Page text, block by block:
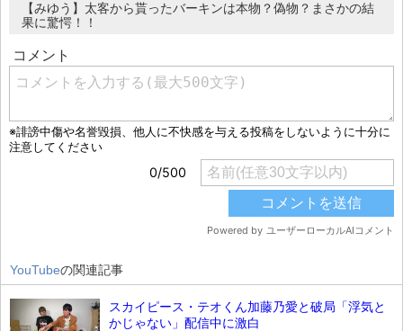
【みゆう】太客から貰ったバーキンは本物？偽物？まさかの結
果に驚愕！！
YouTubeの関連記事
スカイピース・テオくん加藤乃愛と破局「浮気と
かじゃない」配信中に激白